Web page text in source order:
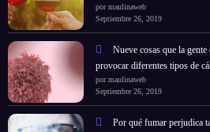
por maulinaweb
Septiembre 26, 2019
Nueve cosas que la
provocar diferentes tipos de
por maulinaweb
Septiembre 26, 2019
Por qué fumar perjudica